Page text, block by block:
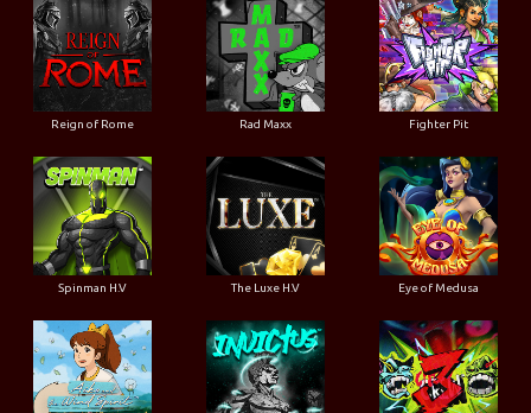
Reign of Rome Rad Maxx Fighter Pit
Spinman H.V The Luxe H.V Eye of Medusa